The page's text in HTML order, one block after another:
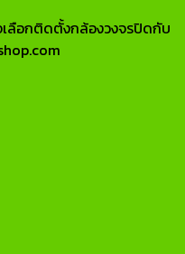
ลือกติดตั้งกล้องวงจรปิดกับ